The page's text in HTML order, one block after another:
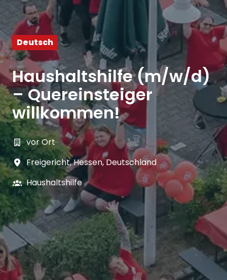
Deutsch
Haushaltshilfe (m/w/d)
– Quereinsteiger
willkommen!
vor Ort
Freigericht,Hessen, Deutschland
Haushaltshilfe